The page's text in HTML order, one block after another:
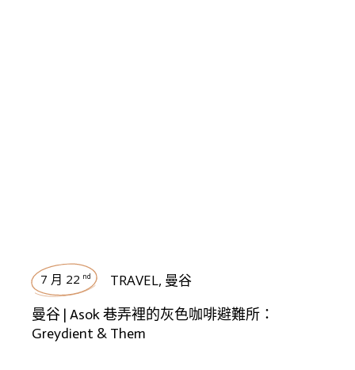
7 月 22 nd TRAVEL, 曼谷
曼谷 | Asok 巷弄裡的灰色咖啡避難所：
Greydient & Them